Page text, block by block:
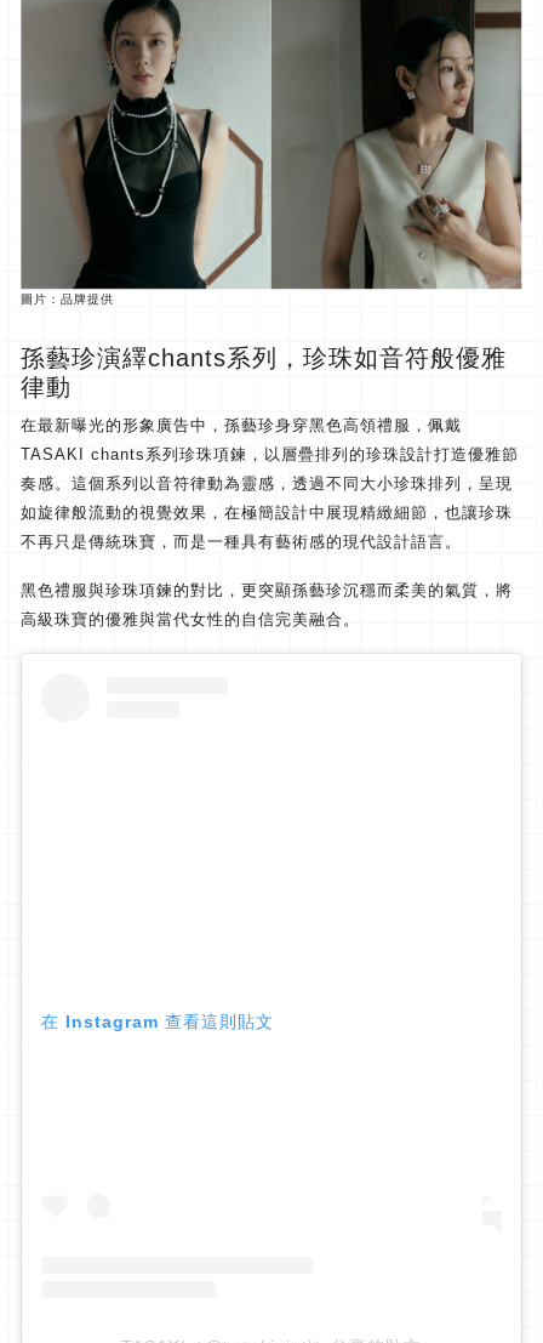
圖片：品牌提供
孫藝珍演繹chants系列，珍珠如音符般優雅
律動
在最新曝光的形象廣告中，孫藝珍身穿黑色高領禮服， 佩戴
TASAKI chants系列珍珠項鍊， 以層疊排列的珍珠設計打造優雅節
奏感。 這個系列以音符律動為靈感，透過不同大小珍珠排列， 呈現
如旋律般流動的視覺效果，在極簡設計中展現精緻細節， 也讓珍珠
不再只是傳統珠寶，而是一種具有藝術感的現代設計語言。
黑色禮服與珍珠項鍊的對比，更突顯孫藝珍沉穩而柔美的氣質， 將
高級珠寶的優雅與當代女性的自信完美融合。
在 Instagram 查看這則貼文